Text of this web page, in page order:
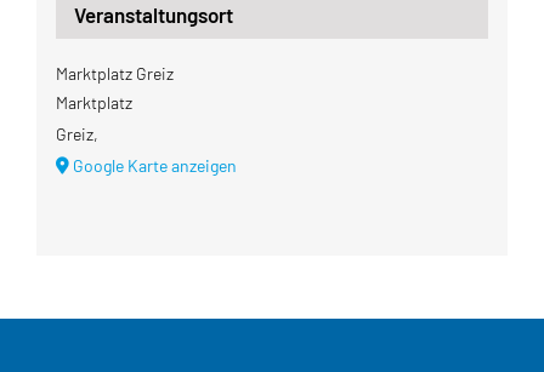
Veranstaltungsort
Marktplatz Greiz
Marktplatz
Greiz,
Google Karte anzeigen